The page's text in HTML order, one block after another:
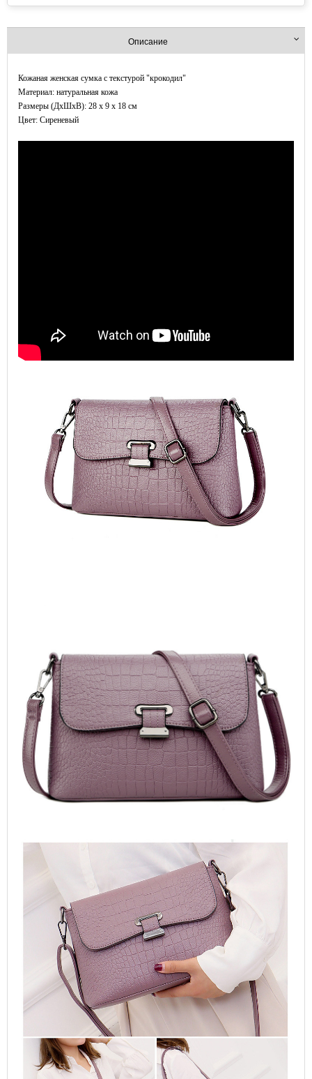
Описание
Кожаная женская сумка с текстурой "крокодил"
Материал: натуральная кожа
Размеры (ДxШхВ): 28 x 9 x 18 см
Цвет: Сиреневый